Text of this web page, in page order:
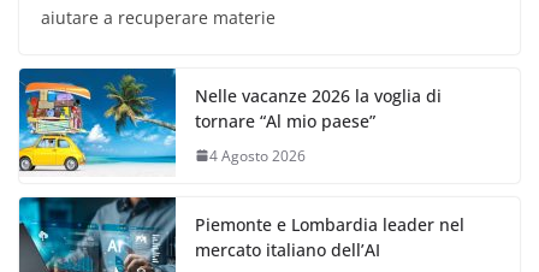
aiutare a recuperare materie
Nelle vacanze 2026 la voglia di
tornare “Al mio paese”
4 Agosto 2026
Piemonte e Lombardia leader nel
mercato italiano dell’AI